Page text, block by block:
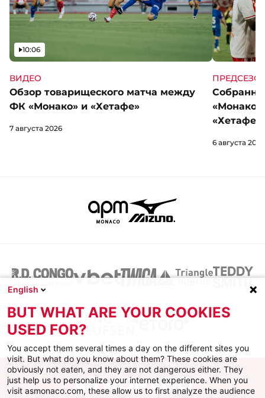
ВИДЕО
Обзор товарищеского матча между
ФК «Монако» и «Хетафе»
Видео
10:06
7 августа 2026
«Хетафе»
6 августа 2026
English
BUT WHAT ARE YOUR COOKIES
USED FOR?
You accept them several times a day on the different sites you
visit. But what do you know about them? These cookies are
obviously not eaten, and they are not dangerous either. They
just help us to personalize your internet experience. When you
visit asmonaco.com, these allow us to first analyze the audience